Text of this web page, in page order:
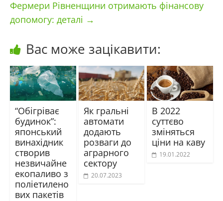
Фермери Рівненщини отримають фінансову
допомогу: деталі →
Вас може зацікавити:
“Обігріває
будинок”:
японський
винахідник
створив
незвичайне
екопаливо з
поліетилено
вих пакетів
Як гральні
автомати
додають
розваги до
аграрного
сектору
20.07.2023
В 2022
суттєво
зміняться
ціни на каву
19.01.2022